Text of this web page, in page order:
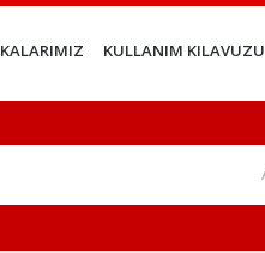
KULLANIM KILAVUZU